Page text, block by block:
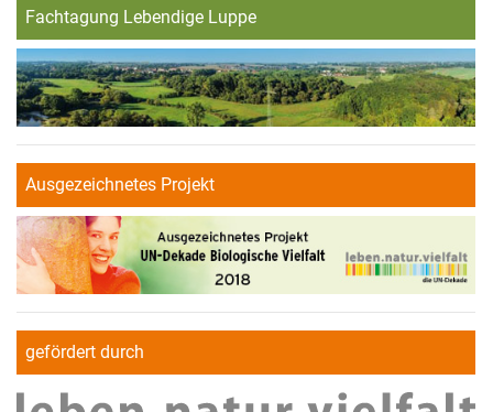
Fachtagung Lebendige Luppe
Ausgezeichnetes Projekt
gefördert durch